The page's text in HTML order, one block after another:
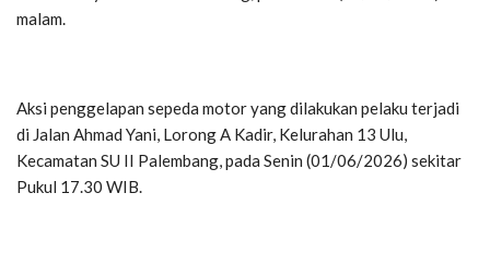
malam.
Aksi penggelapan sepeda motor yang dilakukan pelaku terjadi
di Jalan Ahmad Yani, Lorong A Kadir, Kelurahan 13 Ulu,
Kecamatan SU II Palembang, pada Senin (01/06/2026) sekitar
Pukul 17.30 WIB.